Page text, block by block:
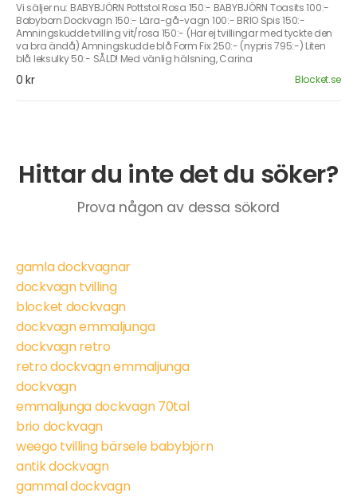
Vi säljer nu: BABYBJÖRN Pottstol Rosa 150:- BABYBJÖRN Toasits 100:-
Babyborn Dockvagn 150:- Lära-gå-vagn 100:- BRIO Spis 150:-
Amningskudde tvilling vit/rosa 150:- (Har ej tvillingar med tyckte den
va bra ändå) Amningskudde blå Form Fix 250:- (nypris 795:-) Liten
blå leksulky 50:- SÅLD! Med vänlig hälsning, Carina
0 kr Blocket.se
Hittar du inte det du söker?
Prova någon av dessa sökord
gamla dockvagnar
dockvagn tvilling
blocket dockvagn
dockvagn emmaljunga
dockvagn retro
retro dockvagn emmaljunga
dockvagn
emmaljunga dockvagn 70tal
brio dockvagn
weego tvilling bärsele babybjörn
antik dockvagn
gammal dockvagn